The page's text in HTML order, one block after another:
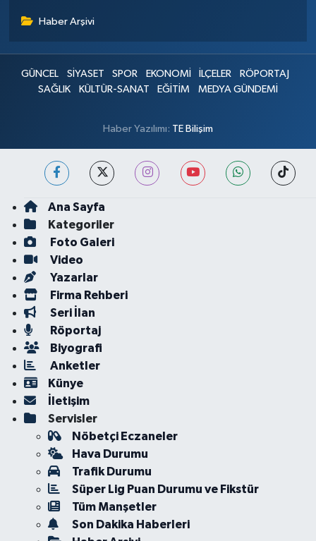
Haber Arşivi
GÜNCEL SİYASET SPOR EKONOMİ İLÇELER
RÖPORTAJ
SAĞLIK
KÜLTÜR-SANAT EĞİTİM MEDYA GÜNDEMİ
Haber Yazılımı: TE Bilişim
Ana Sayfa
Kategoriler
Foto Galeri
Video
Yazarlar
Firma Rehberi
Seri İlan
Röportaj
Biyografi
Anketler
Künye
İletişim
Servisler
Nöbetçi Eczaneler
Hava Durumu
Trafik Durumu
Süper Lig Puan Durumu ve Fikstür
Tüm Manşetler
Son Dakika Haberleri